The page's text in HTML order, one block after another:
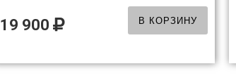
19 900 В КОРЗИНУ